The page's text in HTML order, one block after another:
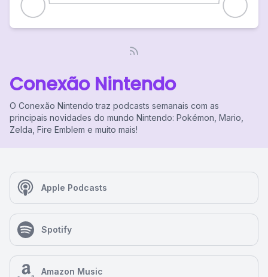
Conexão Nintendo
O Conexão Nintendo traz podcasts semanais com as
principais novidades do mundo Nintendo: Pokémon, Mario,
Zelda, Fire Emblem e muito mais!
Apple Podcasts
Spotify
Amazon Music